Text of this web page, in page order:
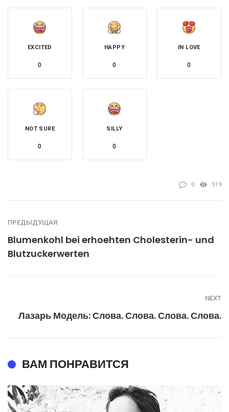
EXCITED
0
HAPPY
0
IN LOVE
0
NOT SURE
0
SILLY
0
0 519
ПРЕДЫДУЩАЯ
Blumenkohl bei erhoehten Cholesterin- und
Blutzuckerwerten
NEXT
Лазарь Модель: Слова. Слова. Слова. Слова.
ВАМ ПОНРАВИТСЯ